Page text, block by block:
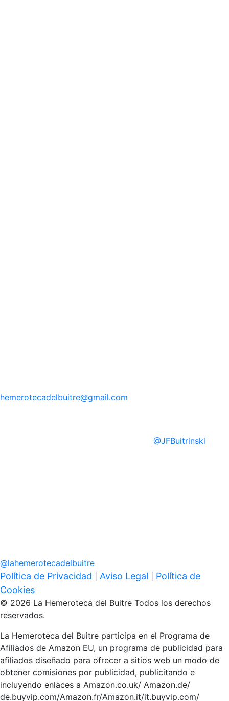
hemerotecadelbuitre@gmail.com
@JFBuitrinski
@lahemerotecadelbuitre
Política de Privacidad Aviso Legal
Política de
Cookies
© 2026 La Hemeroteca del Buitre Todos los derechos
reservados.
La Hemeroteca del Buitre participa en el Programa de
Afiliados de Amazon EU, un programa de publicidad para
afiliados diseñado para ofrecer a sitios web un modo de
obtener comisiones por publicidad, publicitando e
incluyendo enlaces a Amazon.co.uk/ Amazon.de/
de.buyvip.com/Amazon.fr/Amazon.it/it.buyvip.com/